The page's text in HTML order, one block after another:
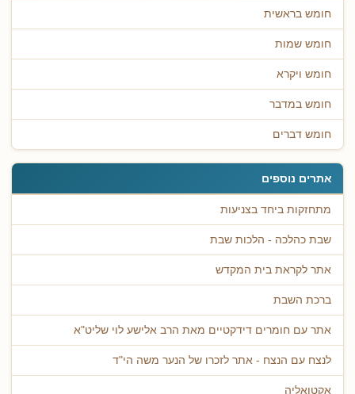
חומש בראשית
חומש שמות
חומש ויקרא
חומש במדבר
חומש דברים
אתרים נוספים
מתחזקות ביחד בצניעות
שבת כהלכה - הלכות שבת
אתר לקראת בית המקדש
ברכת השבת
אתר עם חומרים דידקטיים מאת הרב אלישע לוי שליט"א
לנצח עם הנצח - אתר לזכרו של הנער משה הי"ד
אקטואליה